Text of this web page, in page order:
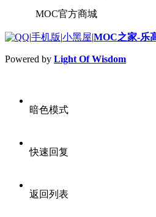
MOC官方商城
|手机版|小黑屋|MOC之家-乐
Powered by Light Of Wisdom
暗色模式
快速回复
返回列表